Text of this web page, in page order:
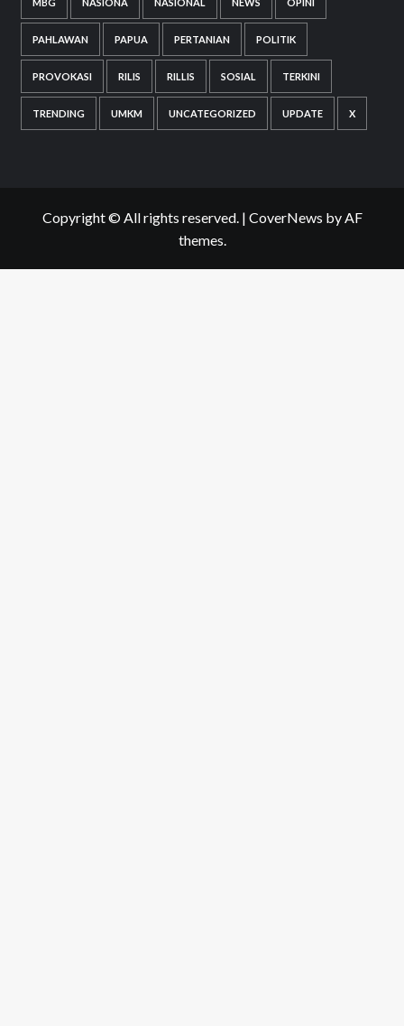
PAHLAWAN PAPUA PERTANIAN POLITIK
PROVOKASI RILIS RILLIS SOSIAL TERKINI
TRENDING UMKM UNCATEGORIZED UPDATE X
Copyright © All rights reserved. | CoverNews by AF
themes.